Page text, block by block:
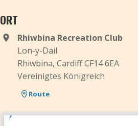
ORT
Rhiwbina Recreation Club
Lon-y-Dail
Rhiwbina, Cardiff CF14 6EA
Vereinigtes Königreich
Route